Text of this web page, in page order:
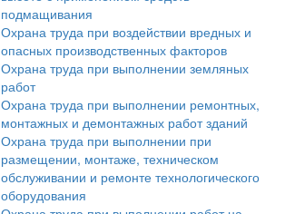
подмащивания
Охрана труда при воздействии вредных и
опасных производственных факторов
Охрана труда при выполнении земляных
работ
Охрана труда при выполнении ремонтных,
монтажных и демонтажных работ зданий
Охрана труда при выполнении при
размещении, монтаже, техническом
обслуживании и ремонте технологического
оборудования